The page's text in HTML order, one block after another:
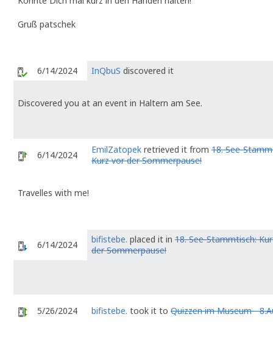
Gruß patschek
6/14/2024 InQbuS discovered it
Discovered you at an event in Haltern am See.
6/14/2024 EmilZatopek retrieved it from 18. See-
Kurz vor der Sommerpause!
Travelles with me!
6/14/2024 bifistebe. placed it in 18. See-Stammtisch:
der Sommerpause!
5/26/2024 bifistebe. took it to Quizzen im Museum -